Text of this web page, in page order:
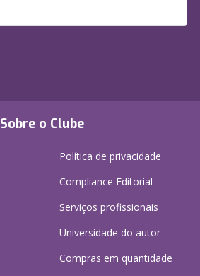
Sobre o Clube
Política de privacidade
Compliance Editorial
Serviços profissionais
Universidade do autor
Compras em quantidade